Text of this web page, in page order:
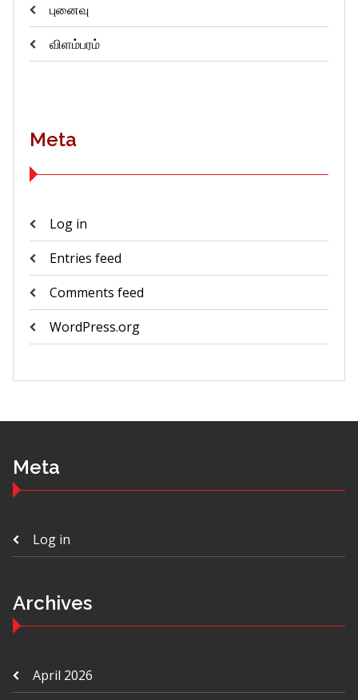
புனைவு
விளம்பரம்
Meta
Log in
Entries feed
Comments feed
WordPress.org
Meta
Log in
Archives
April 2026